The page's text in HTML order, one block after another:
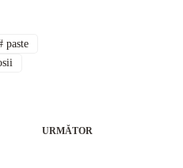
paste
URMĂTOR